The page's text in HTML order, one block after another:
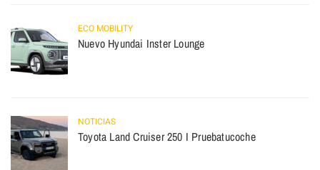
ECO MOBILITY
Nuevo Hyundai Inster Lounge
NOTICIAS
Toyota Land Cruiser 250 I Pruebatucoche